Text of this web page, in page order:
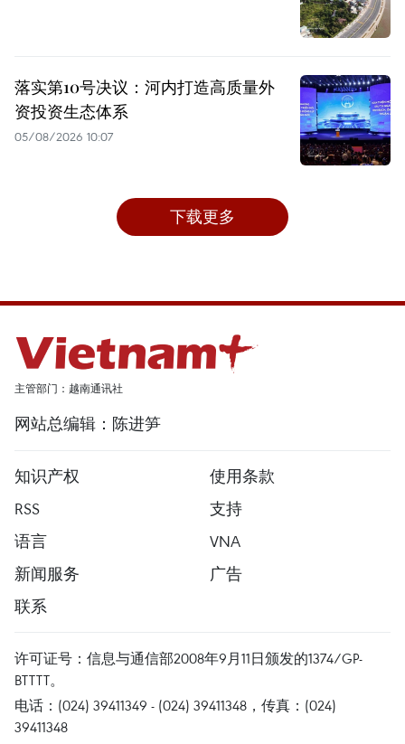
落实第10号决议：河内打造高质量外
资投资生态体系
05/08/2026 10:07
下载更多
主管部门：越南通讯社
网站总编辑：陈进笋
知识产权
使用条款
RSS
支持
语言
VNA
新闻服务
广告
联系
许可证号：信息与通信部2008年9月11日颁发的1374/GP-
BTTTT。
电话：(024) 39411349 - (024) 39411348，传真：(024)
39411348